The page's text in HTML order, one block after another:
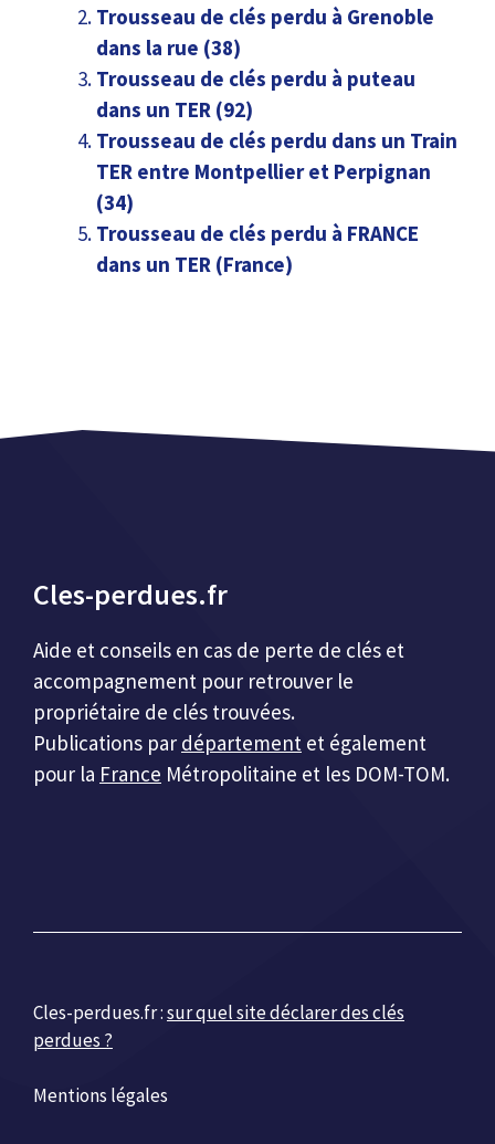
Trousseau de clés perdu à Grenoble
dans la rue (38)
Trousseau de clés perdu à puteau
dans un TER (92)
Trousseau de clés perdu dans un Train
TER entre Montpellier et Perpignan
(34)
Trousseau de clés perdu à FRANCE
dans un TER (France)
Cles-perdues.fr
Aide et conseils en cas de perte de clés et
accompagnement pour retrouver le
propriétaire de clés trouvées.
Publications par département et également
pour la France Métropolitaine et les DOM-TOM.
Cles-perdues.fr :sur quel site déclarer des clés
perdues ?
Mentions légales